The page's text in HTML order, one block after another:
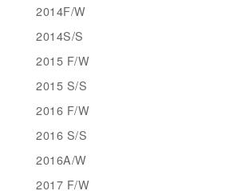
2014F/W
2014S/S
2015 F/W
2015 S/S
2016 F/W
2016 S/S
2016A/W
2017 F/W